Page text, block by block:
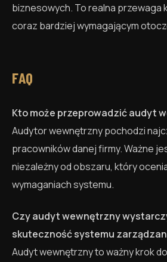
biznesowych. To realna przewaga
coraz bardziej wymagającym
FAQ
Kto może przeprowadzić audyt
Audytor wewnętrzny pochodzi
pracowników danej firmy. Ważne
niezależny od obszaru, który
wymaganiach systemu.
Czy audyt wewnętrzny
skuteczność systemu
Audyt wewnętrzny to ważny krok